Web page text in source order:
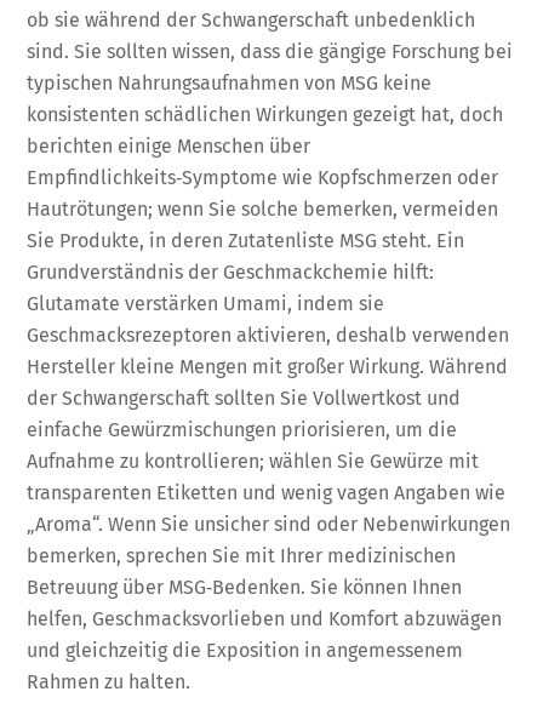
ob sie während der Schwangerschaft unbedenklich
sind. Sie sollten wissen, dass die gängige Forschung bei
typischen Nahrungsaufnahmen von MSG keine
konsistenten schädlichen Wirkungen gezeigt hat, doch
berichten einige Menschen über
Empfindlichkeits‑Symptome wie Kopfschmerzen oder
Hautrötungen; wenn Sie solche bemerken, vermeiden
Sie Produkte, in deren Zutatenliste MSG steht. Ein
Grundverständnis der Geschmackchemie hilft:
Glutamate verstärken Umami, indem sie
Geschmacksrezeptoren aktivieren, deshalb verwenden
Hersteller kleine Mengen mit großer Wirkung. Während
der Schwangerschaft sollten Sie Vollwertkost und
einfache Gewürzmischungen priorisieren, um die
Aufnahme zu kontrollieren; wählen Sie Gewürze mit
transparenten Etiketten und wenig vagen Angaben wie
„Aroma“. Wenn Sie unsicher sind oder Nebenwirkungen
bemerken, sprechen Sie mit Ihrer medizinischen
Betreuung über MSG‑Bedenken. Sie können Ihnen
helfen, Geschmacksvorlieben und Komfort abzuwägen
und gleichzeitig die Exposition in angemessenem
Rahmen zu halten.